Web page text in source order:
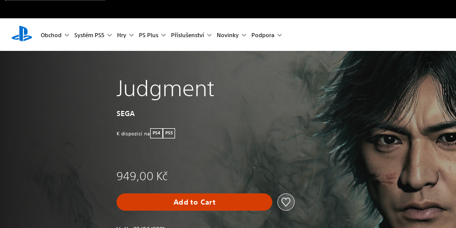
Obchod Systém PS5 Hry PS Plus Příslušenství Novinky Podpora
Judgment
SEGA
K dispozici na PS4 PS5
949,00 Kč
Add to Cart